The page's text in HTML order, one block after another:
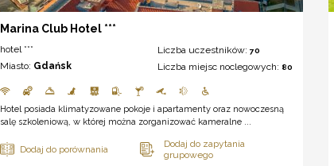
Marina Club Hotel ***
hotel ***
Miasto: Gdańsk
Liczba uczestników:70
Liczba miejsc noclegowych: 80
Hotel posiada klimatyzowane pokoje i apartamenty oraz nowoczesną
salę szkoleniową, w której można zorganizować kameralne ...